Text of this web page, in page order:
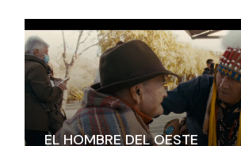
EL HOMBRE DEL OESTE